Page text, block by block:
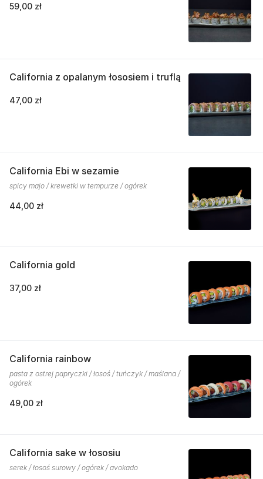
59,00 zł
California z opalanym łososiem i truflą
47,00 zł
California Ebi w sezamie
spicy majo / krewetki w tempurze / ogórek
44,00 zł
California gold
37,00 zł
California rainbow
pasta z ostrej papryczki / łosoś / tuńczyk / maślana /
ogórek
49,00 zł
California sake w łososiu
serek / łosoś surowy / ogórek / avokado